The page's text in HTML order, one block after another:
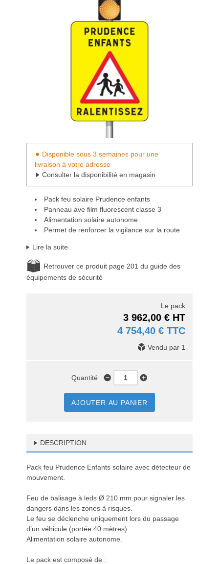
Disponible sous 3 semaines pour une
livraison à votre adresse
Consulter la disponibilité en magasin
Pack feu solaire Prudence enfants
Panneau ave film fluorescent classe 3
Alimentation solaire autonome
Permet de renforcer la vigilance sur la route
Lire la suite
Retrouver ce produit page 201 du guide des
équipements de sécurité
Le pack
3 962,00 € HT
4 754,40 € TTC
Vendu par 1
Quantité
AJOUTER AU PANIER
DESCRIPTION
Pack feu Prudence Enfants solaire avec détecteur de
mouvement.
Feu de balisage à leds Ø 210 mm pour signaler les
dangers dans les zones à risques.
Le feu se déclenche uniquement lors du passage
d’un véhicule (portée 40 mètres).
Alimentation solaire autonome.
Le pack est composé de :